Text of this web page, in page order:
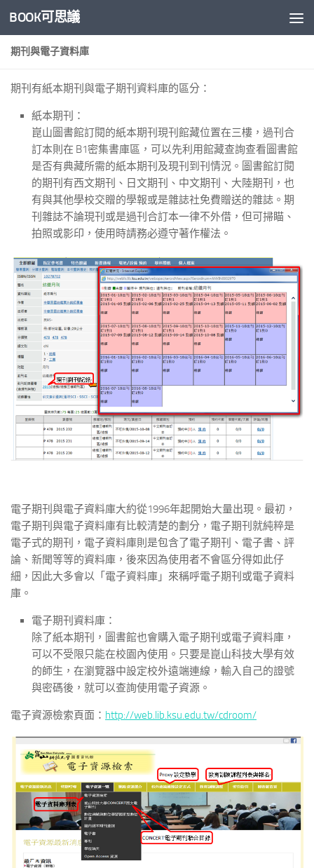
Skip to content
BOOK可思議
期刊與電子資料庫
期刊有紙本期刊與電子期刊資料庫的區分：
紙本期刊：
崑山圖書館訂閱的紙本期刊現刊館藏位置在三樓，過刊合
訂本則在 B1密集書庫區，可以先利用館藏查詢查看圖書館
是否有典藏所需的紙本期刊及現刊到刊情況。圖書館訂閱
的期刊有西文期刊、日文期刊、中文期刊、大陸期刊，也
有與其他學校交贈的學報或是雜誌社免費贈送的雜誌。期
刊雜誌不論現刊或是過刊合訂本一律不外借，但可掃瞄、
拍照或影印，使用時請務必遵守著作權法。
電子期刊與電子資料庫大約從1996年起開始大量出現。最初，
電子期刊與電子資料庫有比較清楚的劃分，電子期刊就純粹是
電子式的期刊，電子資料庫則是包含了電子期刊、電子書、評
論、新聞等等的資料庫，後來因為使用者不會區分得如此仔
細，因此大多會以「電子資料庫」來稱呼電子期刊或電子資料
庫。
電子期刊資料庫：
除了紙本期刊，圖書館也會購入電子期刊或電子資料庫，
可以不受限只能在校園內使用。只要是崑山科技大學有效
的師生，在瀏覽器中設定校外遠端連線，輸入自己的證號
與密碼後，就可以查詢使用電子資源。
電子資源檢索頁面： http://web.lib.ksu.edu.tw/cdroom/